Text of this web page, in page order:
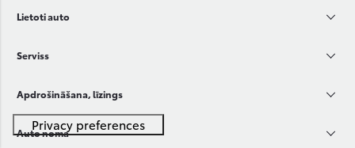
Lietoti auto
Serviss
Apdrošināšana, līzings
Auto noma